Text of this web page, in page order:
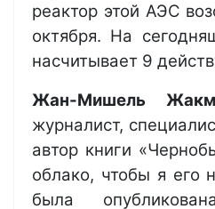
реактор этой АЭС
октября. На
насчитывает 9
Жан-Мишель
журналист,
автор книги
облако, чтобы я его
была